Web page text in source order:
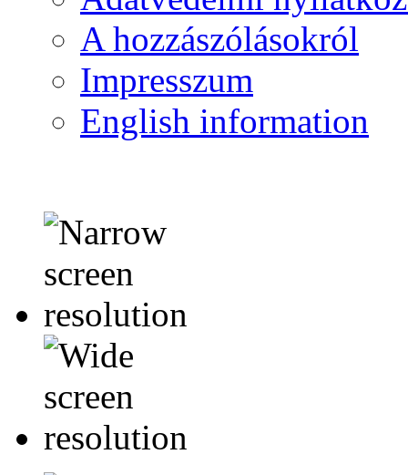
A hozzászólásokról
Impresszum
English information